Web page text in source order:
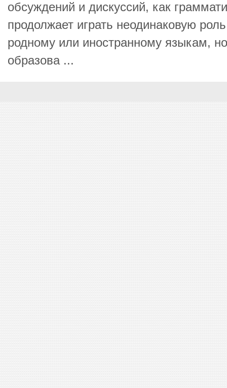
обсуждений и дискуссий, как
продолжает играть неодинаковую
родному или иностранному языкам,
образова ...